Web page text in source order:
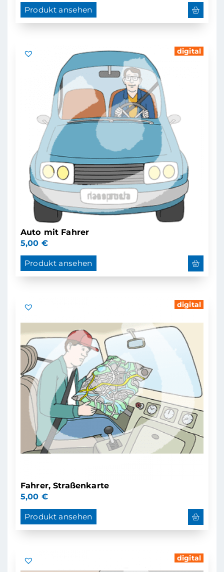
Produkt ansehen
digital
Auto mit Fahrer
5,00 €
Produkt ansehen
digital
Fahrer, Straßenkarte
5,00 €
Produkt ansehen
digital